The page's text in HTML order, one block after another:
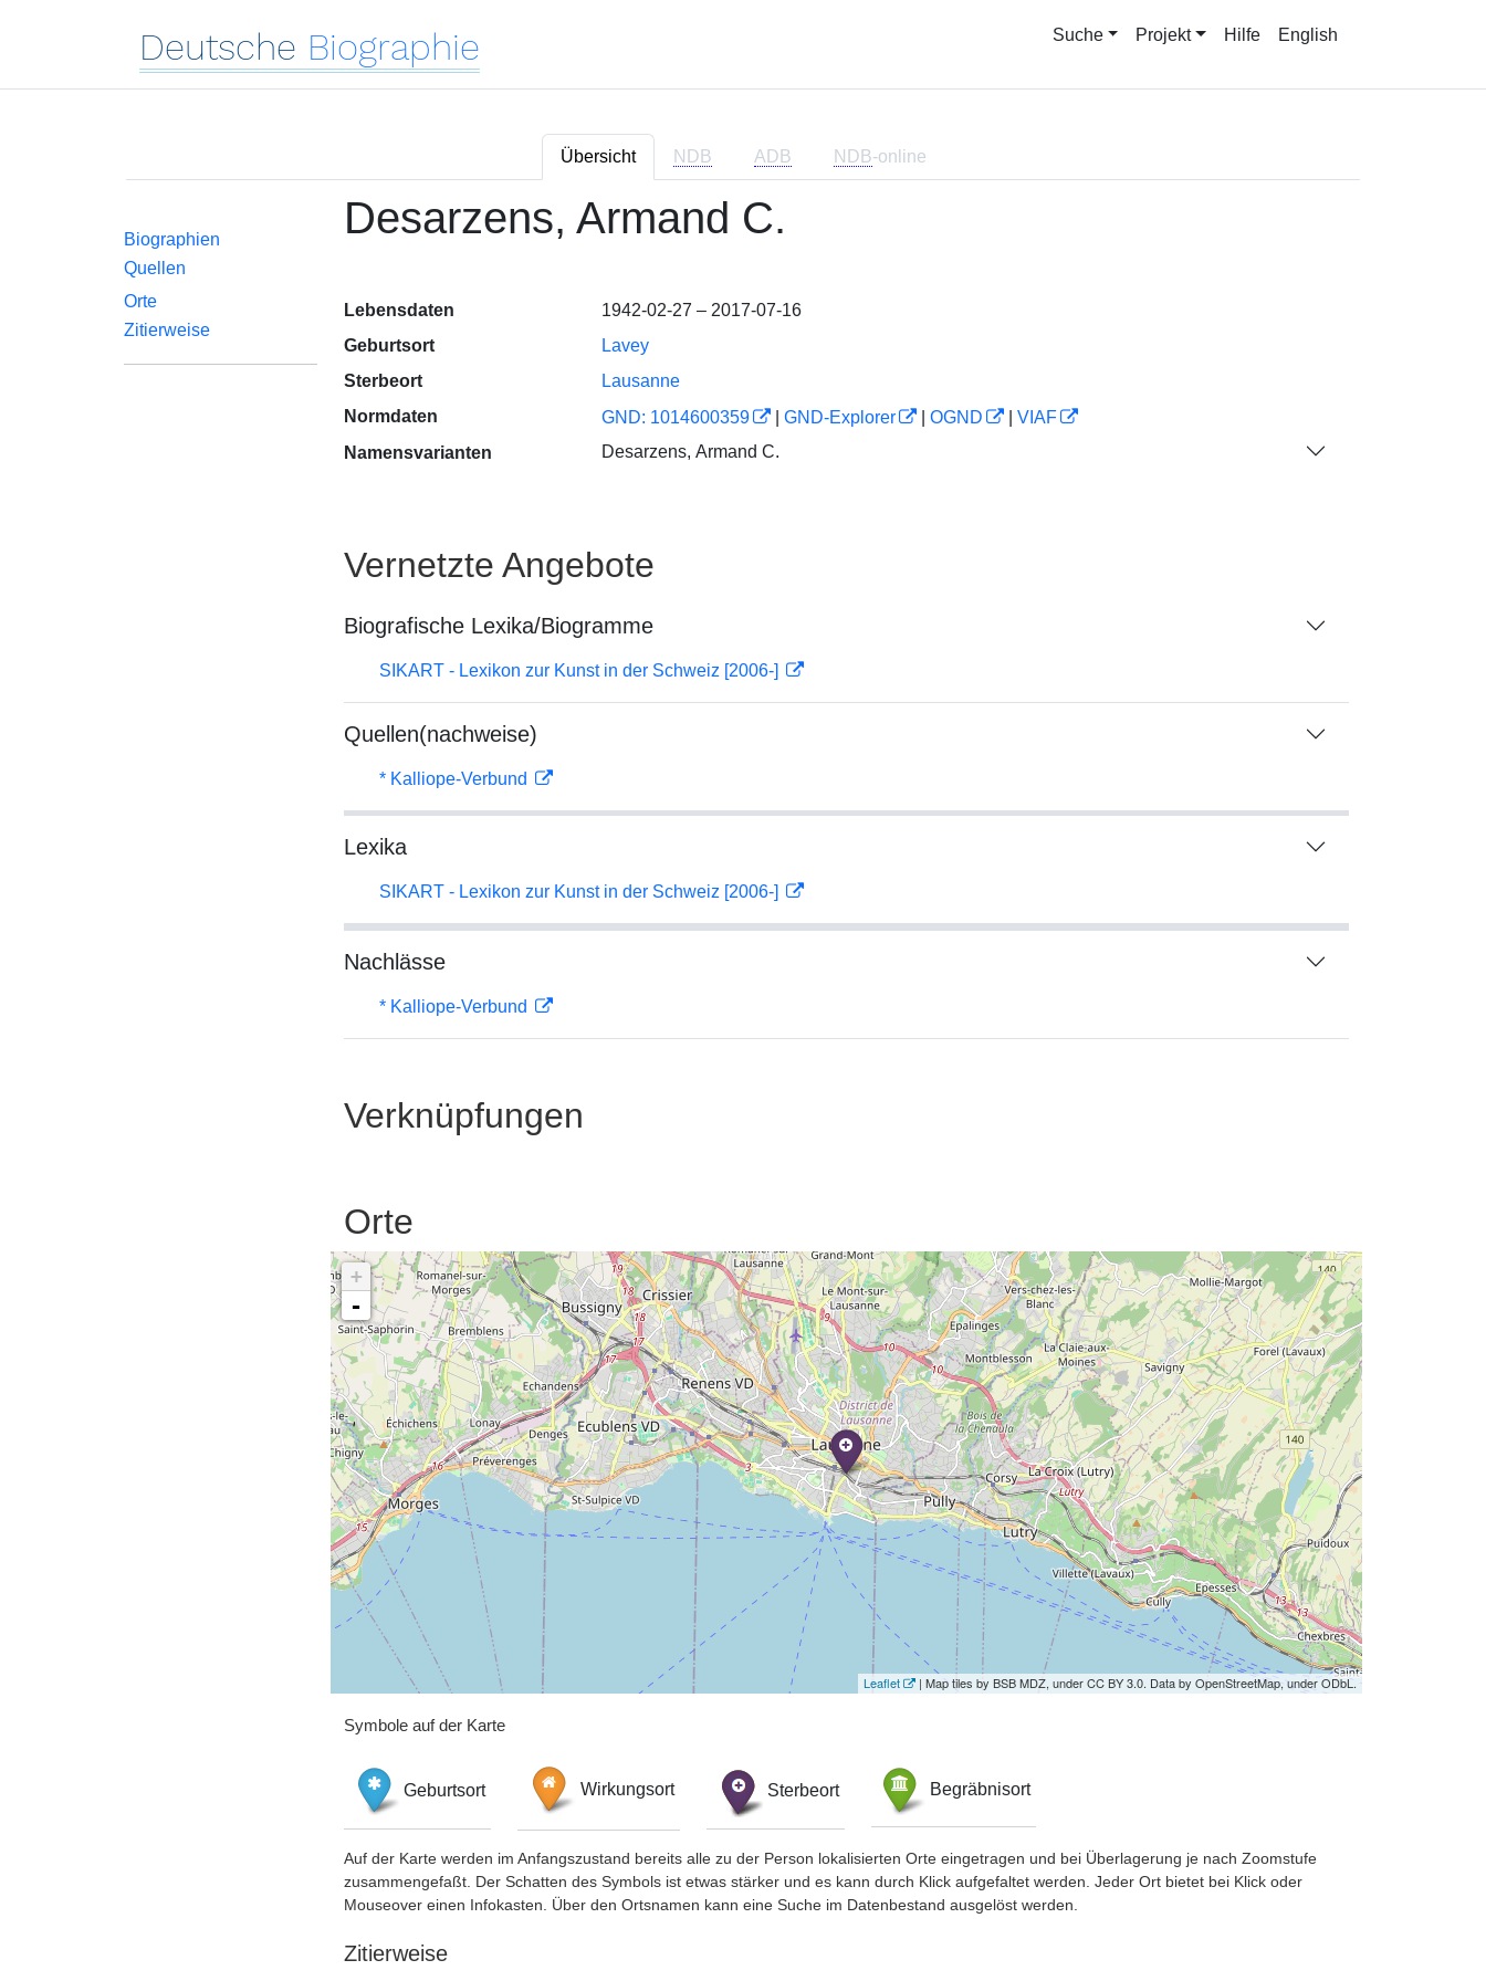
Deutsche Biographie Suche Projekt Hilfe English
Übersicht NDB ADB NDB-online
Biographien
Quellen
Orte
Zitierweise
Desarzens, Armand C.
Lebensdaten
1942-02-27 – 2017-07-16
Geburtsort
Lavey
Sterbeort
Lausanne
Normdaten
GND: 1014600359 GND-Explorer OGND
VIAF
Namensvarianten
Desarzens, Armand C.
Vernetzte Angebote
Biografische Lexika/Biogramme
SIKART - Lexikon zur Kunst in der Schweiz [2006-]
Quellen(nachweise)
* Kalliope-Verbund
Lexika
SIKART - Lexikon zur Kunst in der Schweiz [2006-]
Nachlässe
* Kalliope-Verbund
Verknüpfungen
Orte
+
-
Leaflet | Map tiles by BSB MDZ, under CC BY 3.0. Data by OpenStreetMap, under ODbL.
Symbole auf der Karte
Geburtsort Wirkungsort Sterbeort Begräbnisort
Auf der Karte werden im Anfangszustand bereits alle zu der Person lokalisierten Orte eingetragen und bei Überlagerung je nach Zoomstufe
zusammengefaßt. Der Schatten des Symbols ist etwas stärker und es kann durch Klick aufgefaltet werden. Jeder Ort bietet bei Klick oder
Mouseover einen Infokasten. Über den Ortsnamen kann eine Suche im Datenbestand ausgelöst werden.
Zitierweise